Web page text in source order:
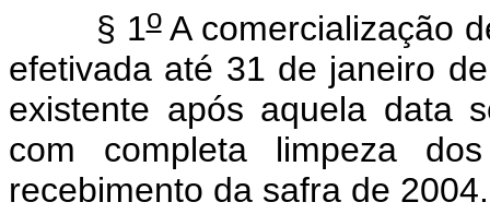
§ 1oA comercialização
efetivada até 31 de janeiro
existente após aquela data
com completa limpeza
recebimento da safra de 2004.